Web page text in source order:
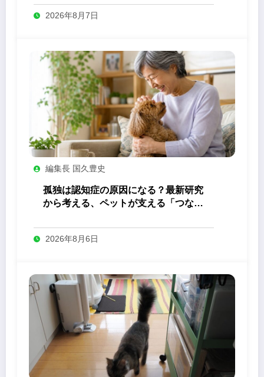
2026年8月7日
編集長 国久豊史
孤独は認知症の原因になる？最新研究
から考える、ペットが支える「つなが
2026年8月6日